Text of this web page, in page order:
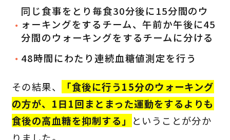
同じ食事をとり毎食30分後に15分間のウ
ォーキングをするチーム、午前か午後に45
分間のウォーキングをするチームに分ける
48時間にわたり連続血糖値測定を行う
その結果、
「食後に行う15分のウォーキング
の方が、1日1回まとまった運動をするよりも
食後の高血糖を抑制する」
ということが分か